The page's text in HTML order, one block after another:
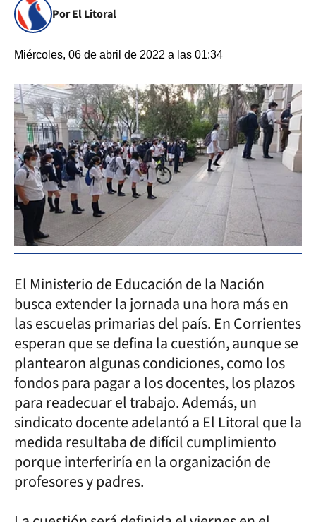
Por El Litoral
Miércoles, 06 de abril de 2022 a las 01:34
El Ministerio de Educación de la Nación
busca extender la jornada una hora más en
las escuelas primarias del país. En Corrientes
esperan que se defina la cuestión, aunque se
plantearon algunas condiciones, como los
fondos para pagar a los docentes, los plazos
para readecuar el trabajo. Además, un
sindicato docente adelantó a El Litoral que la
medida resultaba de difícil cumplimiento
porque interferiría en la organización de
profesores y padres.